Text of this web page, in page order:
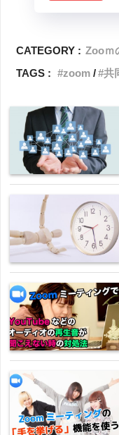
CATEGORY : Zooｍ
TAGS :
zoom 共